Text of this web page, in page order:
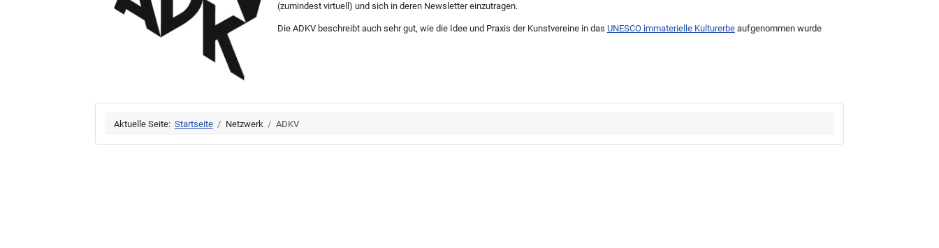
(zumindest virtuell) und sich in deren Newsletter einzutragen.
Die ADKV beschreibt auch sehr gut, wie die Idee und Praxis der Kunstvereine in das UNESCO immaterielle Kulturerbeaufgenommen wurde
Aktuelle Seite: Startseite Netzwerk ADKV